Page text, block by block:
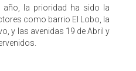
año, la prioridad ha sido la
como barrio El Lobo, la
y las avenidas 19 de Abril y